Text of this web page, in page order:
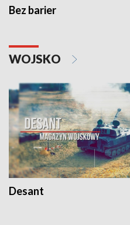
Bez barier
WOJSKO
Desant